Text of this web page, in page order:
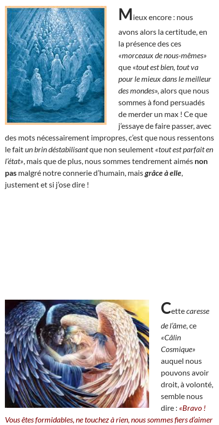
Mieux encore : nous
avons alors la certitude, en
la présence des ces
«morceaux de nous-mêmes»
que «tout est bien, tout va
pour le mieux dans le meilleur
des mondes», alors que nous
sommes à fond persuadés
de merder un max ! Ce que
j’essaye de faire passer, avec
des mots nécessairement impropres, c’est que nous ressentons
le faitun brin déstabilisantque non seulement «tout est parfait en
l’état» , mais que de plus, nous sommes tendrement aimés non
pas malgré notre connerie d’humain, maisgrâce à elle
justement et si j’ose dire !
Cettecaresse
de l’âme , ce
«Câlin
Cosmique»
auquel nous
pouvons avoir
droit, à volonté,
semble nous
dire : «Bravo !
Vous êtes formidables, ne touchez à rien, nous sommes fiers d’aimer